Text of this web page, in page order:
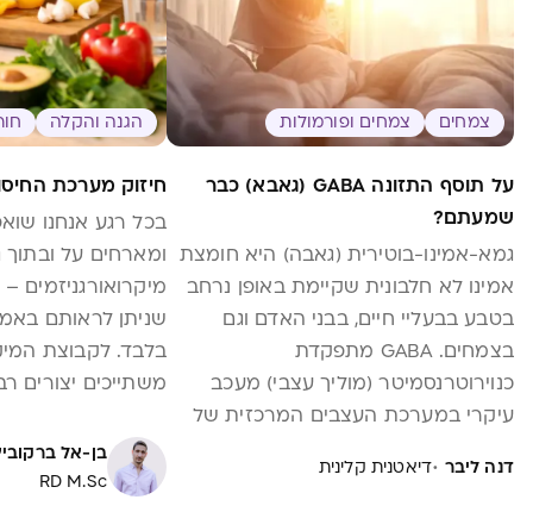
צמחים צמחים ופורמולות
על תוסף התזונה GABA (גאבא) כבר
שמעתם?
גמא-אמינו-בוטירית (גאבה) היא חומצת
אמינו לא חלבונית שקיימת באופן נרחב
בטבע בבעליי חיים, בבני האדם וגם
בצמחים. GABA מתפקדת
כנוירוטרנסמיטר (מוליך עצבי) מעכב
עיקרי במערכת העצבים המרכזית של
מערכת העצבים המרכזית ובאמצעות
דנה ליבר ·דיאטנית קלינית
הגנה והקלה
חיזוק מערכת
בכל רגע אנחנו
ומארחים על ובתוך
מיקרואורגניזמים
שניתן לראותם
בלבד. לקבוצת
משתייכים יצורים
(וירוסים). לא כל
מזיקים וחלקם אף
בן-אל
RD M.Sc